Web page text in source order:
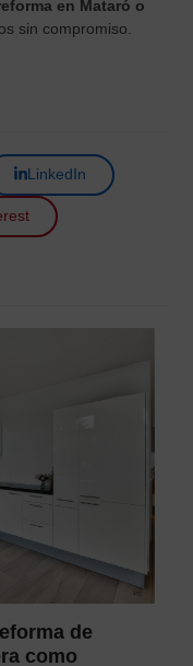
en Mataró o
sin compromiso.
LinkedIn
de
como